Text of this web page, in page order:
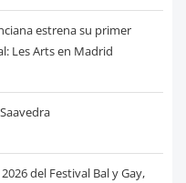
estrena su primer
Les Arts en Madrid
del Festival Bal y Gay,